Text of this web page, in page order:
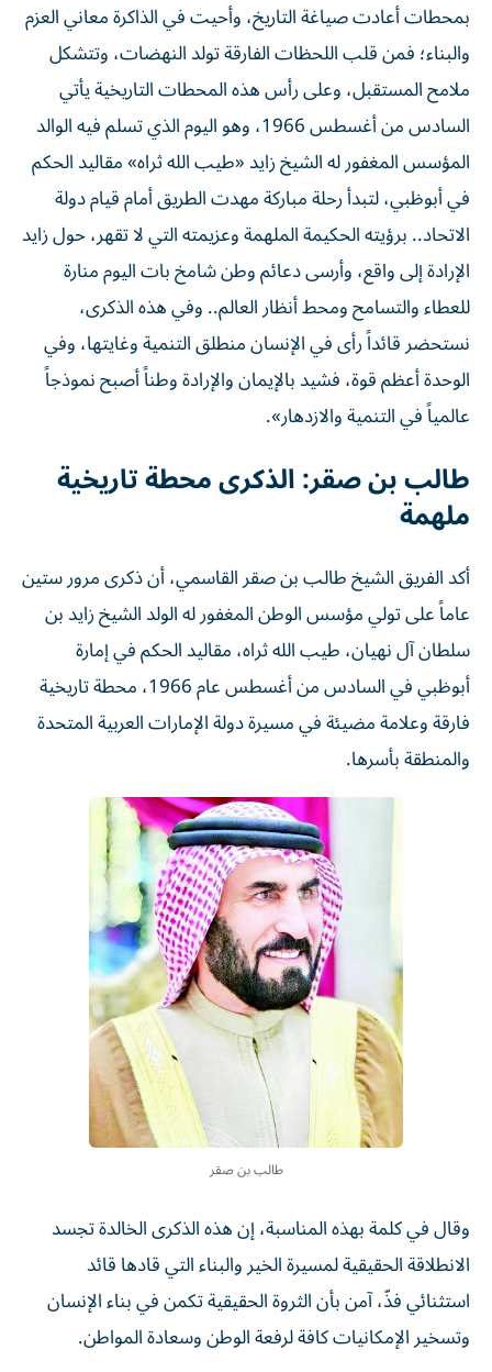
بمحطات أعادت صياغة التاريخ، وأحيت في الذاكرة معاني العزم
والبناء؛ فمن قلب اللحظات الفارقة تولد النهضات، وتتشكل
ملامح المستقبل، وعلى رأس هذه المحطات التاريخية يأتي
السادس من أغسطس 1966، وهو اليوم الذي تسلم فيه الوالد
المؤسس المغفور له الشيخ زايد «طيب الله ثراه» مقاليد الحكم
في أبوظبي، لتبدأ رحلة مباركة مهدت الطريق أمام قيام دولة
الاتحاد.. برؤيته الحكيمة الملهمة وعزيمته التي لا تقهر، حول زايد
الإرادة إلى واقع، وأرسى دعائم وطن شامخ بات اليوم منارة
للعطاء والتسامح ومحط أنظار العالم.. وفي هذه الذكرى،
نستحضر قائداً رأى في الإنسان منطلق التنمية وغايتها، وفي
الوحدة أعظم قوة، فشيد بالإيمان والإرادة وطناً أصبح نموذجاً
عالمياً في التنمية والازدهار».
طالب بن صقر: الذكرى محطة تاريخية
ملهمة
أكد الفريق الشيخ طالب بن صقر القاسمي، أن ذكرى مرور ستين
عاماً على تولي مؤسس الوطن المغفور له الولد الشيخ زايد بن
سلطان آل نهيان، طيب الله ثراه، مقاليد الحكم في إمارة
أبوظبي في السادس من أغسطس عام 1966، محطة تاريخية
فارقة وعلامة مضيئة في مسيرة دولة الإمارات العربية المتحدة
والمنطقة بأسرها.
طالب بن صقر
وقال في كلمة بهذه المناسبة، إن هذه الذكرى الخالدة تجسد
الانطلاقة الحقيقية لمسيرة الخير والبناء التي قادها قائد
استثنائي فذّ، آمن بأن الثروة الحقيقية تكمن في بناء الإنسان
وتسخير الإمكانيات كافة لرفعة الوطن وسعادة المواطن.